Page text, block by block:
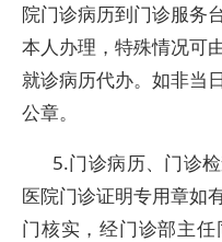
院门诊病历到门诊服务
本人办理，特殊情况可
就诊病历代办。如非当
公章。
5.门诊病历、门诊
医院门诊证明专用章如
门核实，经门诊部主